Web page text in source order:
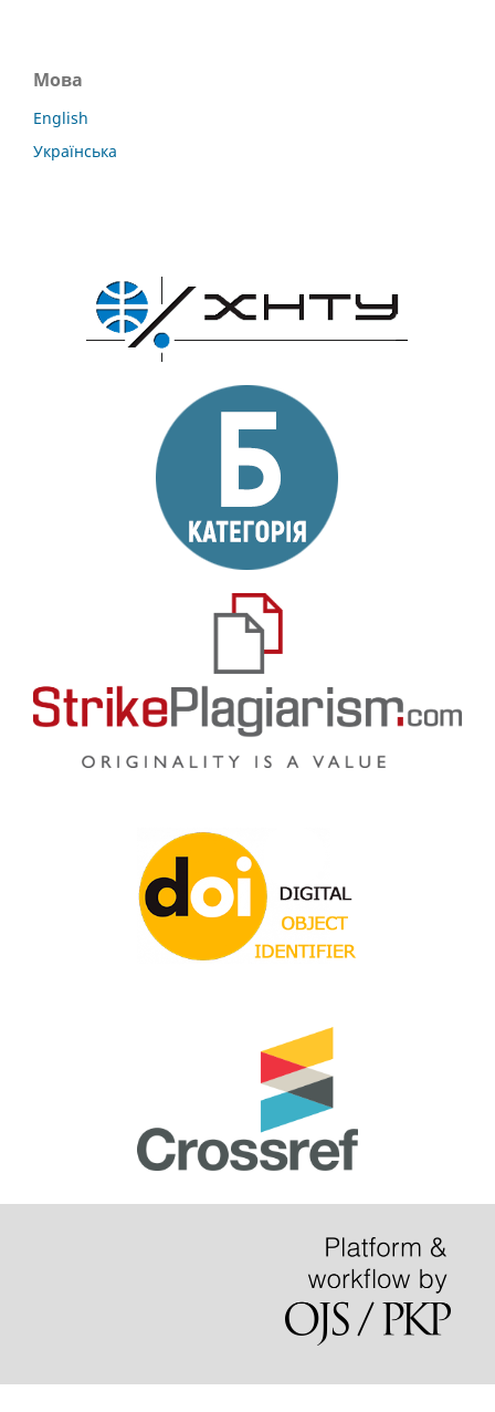
Мова
English
Українська